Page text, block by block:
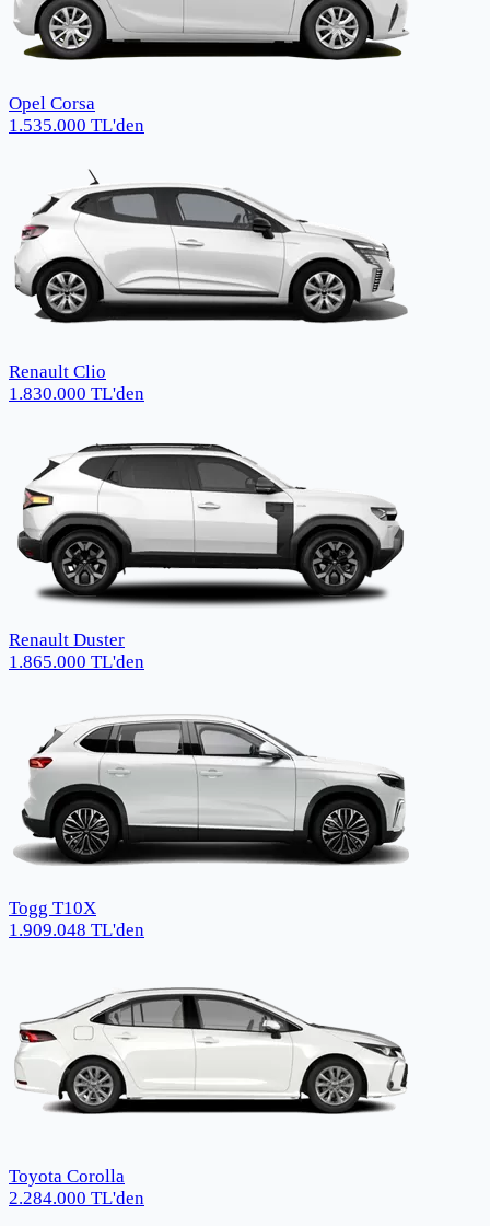
Opel Corsa
1.535.000 TL'den
Renault Clio
1.830.000 TL'den
Renault Duster
1.865.000 TL'den
Togg T10X
1.909.048 TL'den
Toyota Corolla
2.284.000 TL'den